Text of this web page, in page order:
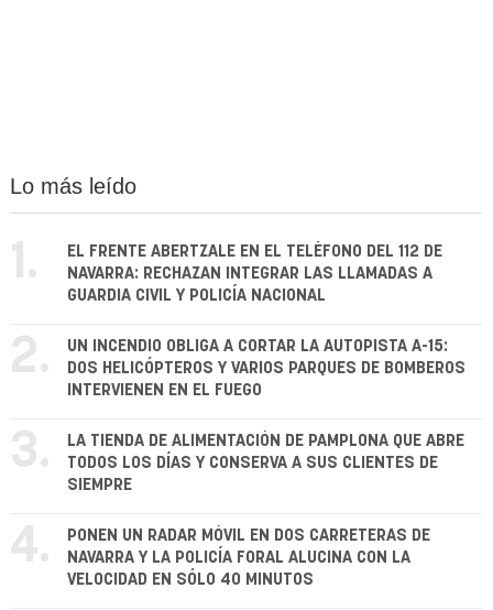
Lo más leído
1.
EL FRENTE ABERTZALE EN EL TELÉFONO DEL 112 DE
NAVARRA: RECHAZAN INTEGRAR LAS LLAMADAS A
GUARDIA CIVIL Y POLICÍA NACIONAL
2.
UN INCENDIO OBLIGA A CORTAR LA AUTOPISTA A-15:
DOS HELICÓPTEROS Y VARIOS PARQUES DE BOMBEROS
INTERVIENEN EN EL FUEGO
3.
LA TIENDA DE ALIMENTACIÓN DE PAMPLONA QUE ABRE
TODOS LOS DÍAS Y CONSERVA A SUS CLIENTES DE
SIEMPRE
4.
PONEN UN RADAR MÓVIL EN DOS CARRETERAS DE
NAVARRA Y LA POLICÍA FORAL ALUCINA CON LA
VELOCIDAD EN SÓLO 40 MINUTOS